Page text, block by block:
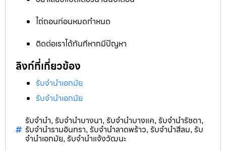
ไถ่ถอนก่อนหมดกำหนด
ติดต่อเราได้ทันทีหากมีปัญหา
ลิงก์ที่เกี่ยวข้อง
รับจำนำเอกมัย
รับจำนำเอกมัย
รับจำนำ, รับจำนำบางนา, รับจำนำบางแค, รับจำนำรัชดา,
รับจำนำรามอินทรา, รับจำนำลาดพร้าว, รับจำนำสีลม, รับ
จำนำเอกมัย, รับจำนำแจ้งวัฒนะ